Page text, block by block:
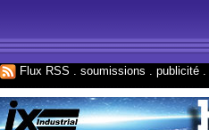
Flux RSS soumissions publicité